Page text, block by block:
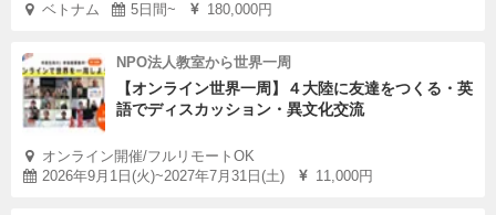
ベトナム 5日間~ 180,000円
NPO法人教室から世界一周
【オンライン世界一周】４大陸に友達をつくる・英
語でディスカッション・異文化交流
オンライン開催/フルリモートOK
2026年9月1日(火)~2027年7月31日(土)
11,000円